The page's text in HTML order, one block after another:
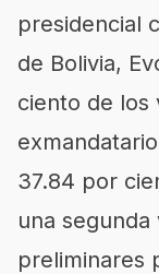
presidencial
de Bolivia,
ciento de los
37.84 por
una
preliminares